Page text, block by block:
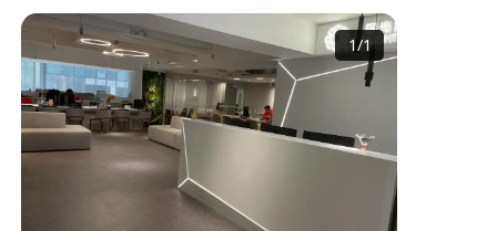
1/1